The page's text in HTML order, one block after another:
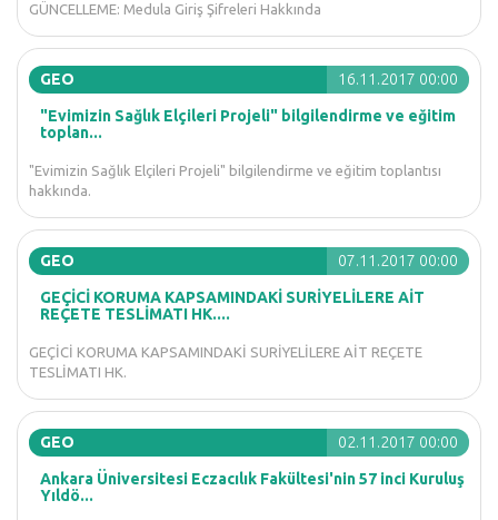
GÜNCELLEME: Medula Giriş Şifreleri Hakkında
GEO 16.11.2017 00:00
"Evimizin Sağlık Elçileri Projeli" bilgilendirme ve eğitim
toplan...
"Evimizin Sağlık Elçileri Projeli" bilgilendirme ve eğitim toplantısı
hakkında.
GEO 07.11.2017 00:00
GEÇİCİ KORUMA KAPSAMINDAKİ SURİYELİLERE AİT
REÇETE TESLİMATI HK....
GEÇİCİ KORUMA KAPSAMINDAKİ SURİYELİLERE AİT REÇETE
TESLİMATI HK.
GEO 02.11.2017 00:00
Ankara Üniversitesi Eczacılık Fakültesi'nin 57 inci Kuruluş
Yıldö...